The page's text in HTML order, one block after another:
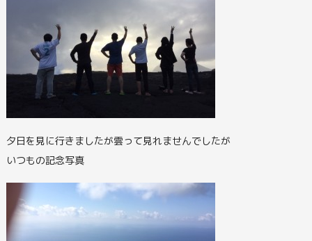
夕日を見に行きましたが雲って見れませんでしたが
いつもの記念写真